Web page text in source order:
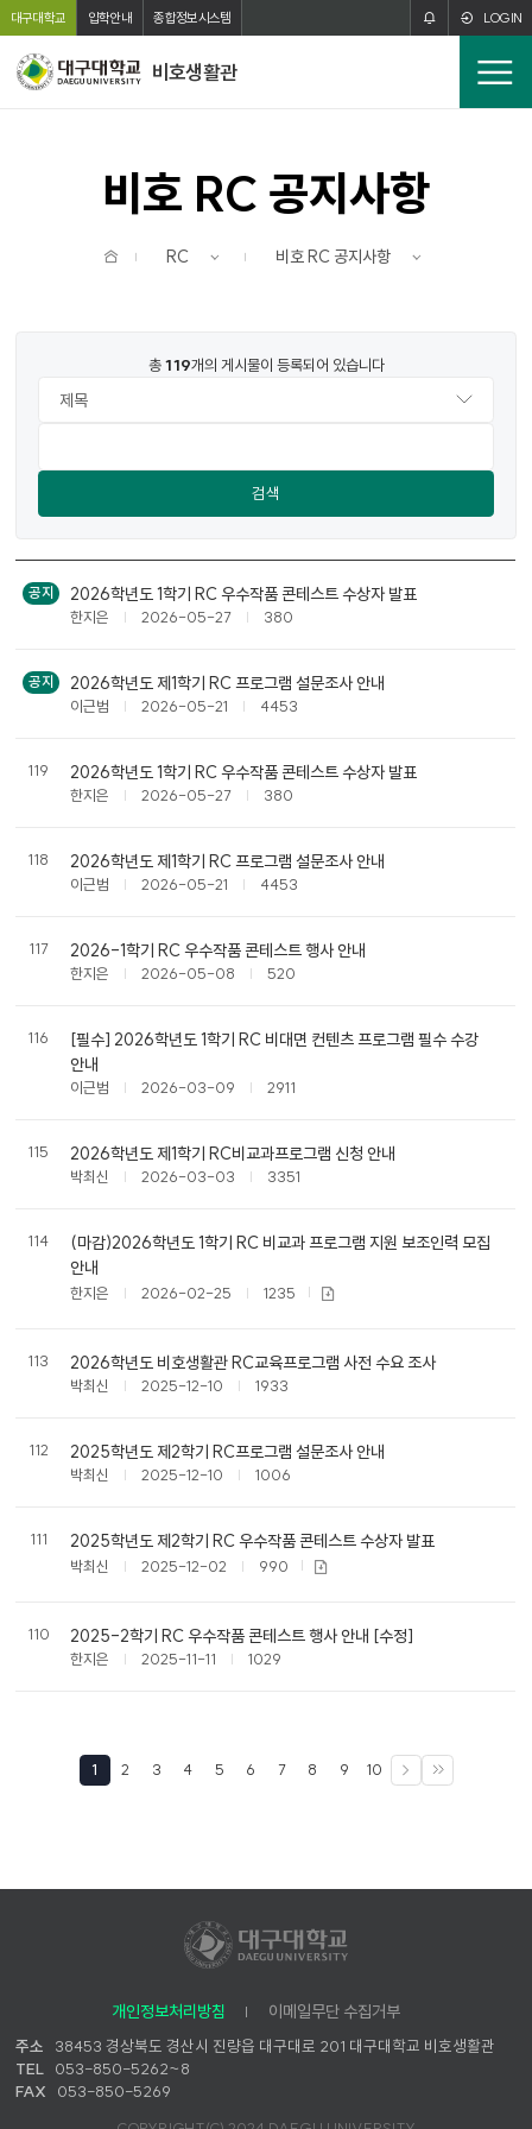
본문 바로가기
주메뉴 바로가기
대구대학교 입학안내 종합정보시스템 LOGIN
비호생활관
전
체
비호 RC 공지사항
RC 비호 RC 공지사항
총119개의 게시물이 등록되어 있습니다
검색
호
공
지
목
공지 2026학년도 1학기 RC 우수작품 콘테스트 수상자 발표
한지은 2026-05-27 380
공지 2026학년도 제1학기 RC 프로그램 설문조사 안내
이근범 2026-05-21 4453
119 2026학년도 1학기 RC 우수작품 콘테스트 수상자 발표
한지은 2026-05-27 380
118 2026학년도 제1학기 RC 프로그램 설문조사 안내
이근범 2026-05-21 4453
117 2026-1학기 RC 우수작품 콘테스트 행사 안내
한지은 2026-05-08 520
116
[필수] 2026학년도 1학기 RC 비대면 컨텐츠 프로그램 필수 수강
안내
이근범 2026-03-09 2911
115 2026학년도 제1학기 RC비교과프로그램 신청 안내
박최신 2026-03-03 3351
114
(마감)2026학년도 1학기 RC 비교과 프로그램 지원 보조인력 모집
안내
한지은 2026-02-25 1235
113 2026학년도 비호생활관 RC교육프로그램 사전 수요 조사
박최신 2025-12-10 1933
112 2025학년도 제2학기 RC프로그램 설문조사 안내
박최신 2025-12-10 1006
111 2025학년도 제2학기 RC 우수작품 콘테스트 수상자 발표
박최신 2025-12-02 990
110 2025-2학기 RC 우수작품 콘테스트 행사 안내 [수정]
한지은 2025-11-11 1029
1 2 3 4 5 6 7 8 9 10 다음 끝으로
개인정보처리방침 이메일무단 수집거부
주소
38453 경상북도 경산시 진량읍 대구대로 201 대구대학교 비호생활관
TEL
053-850-5262~8
FAX
053-850-5269